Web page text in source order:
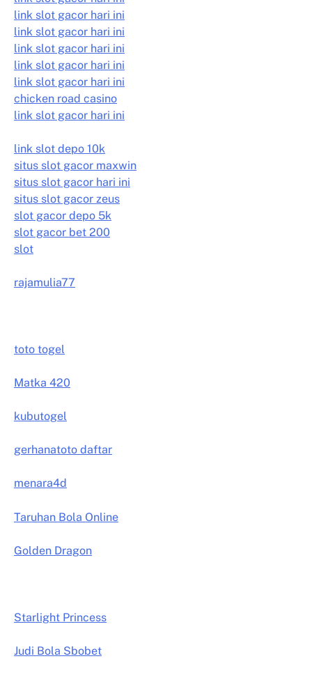
link slot gacor hari ini
link slot gacor hari ini
link slot gacor hari ini
link slot gacor hari ini
link slot gacor hari ini
chicken road casino
link slot gacor hari ini
link slot depo 10k
situs slot gacor maxwin
situs slot gacor hari ini
situs slot gacor zeus
slot gacor depo 5k
slot gacor bet 200
slot
rajamulia77
toto togel
Matka 420
kubutogel
gerhanatoto daftar
menara4d
Taruhan Bola Online
Golden Dragon
Starlight Princess
Judi Bola Sbobet